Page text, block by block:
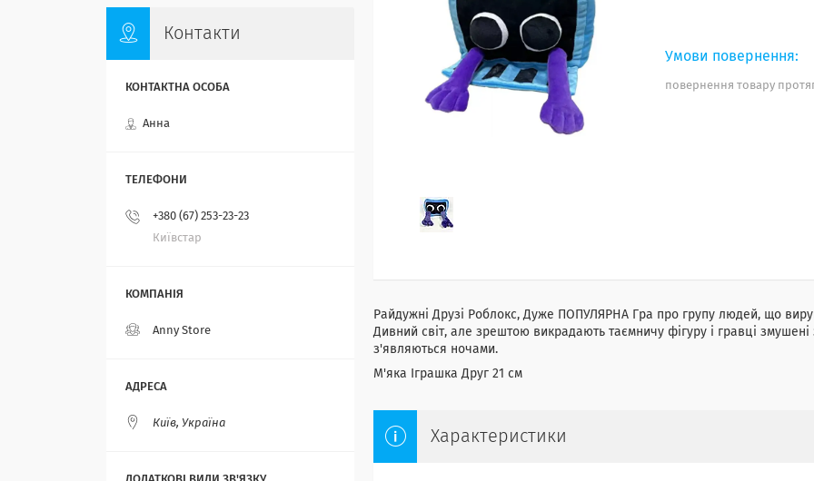
повернення товару
Райдужні Друзі Роблокс, Дуже ПОПУЛЯРНА Гра про групу людей, що
Дивний світ, але зрештою викрадають таємничу фігуру і гравці
з'являються ночами.
М'яка Іграшка Друг 21 см
Характеристики
Контакти
Анна
+380 (67) 253-23-23
Київстар
Anny Store
Київ, Україна